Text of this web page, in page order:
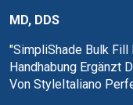
MD, DDS
"SimpliShade Bulk
Handhabung Ergänzt
Von StyleItaliano